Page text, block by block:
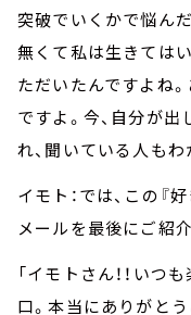
突破でいくかで悩ん
無くて私は生きては
ただいたんですよね
ですよ。今、自分が
れ、聞いている人も
イモト：では、この『
メールを最後にご紹
「イモトさん！！いつ
口。本当にありがと